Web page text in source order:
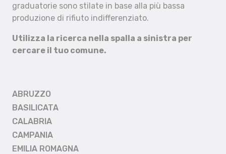
graduatorie sono stilate in base alla più bassa
produzione di rifiuto indifferenziato.
Utilizza la ricerca nella spalla a sinistra per
cercare il tuo comune.
ABRUZZO
BASILICATA
CALABRIA
CAMPANIA
EMILIA ROMAGNA